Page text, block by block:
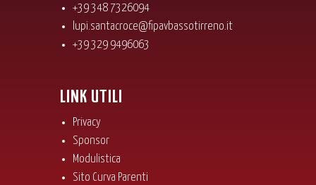
+39 348 7326094
lupi.santacroce@fipavbassotirreno.it
+39 329 9496063
LINK UTILI
Privacy
Sponsor
Modulistica
Sito Curva Parenti